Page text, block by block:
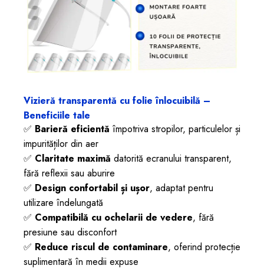
Vizieră transparentă cu folie înlocuibilă –
Beneficiile tale
✅ Barieră eficientă împotriva stropilor, particulelor și
impurităților din aer
✅ Claritate maximă datorită ecranului transparent,
fără reflexii sau aburire
✅ Design confortabil și ușor, adaptat pentru
utilizare îndelungată
✅ Compatibilă cu ochelarii de vedere, fără
presiune sau disconfort
✅ Reduce riscul de contaminare, oferind protecție
suplimentară în medii expuse